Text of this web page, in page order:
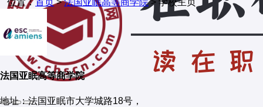
位置：首页>法国亚眠高等商学院> 学校主页
法国亚眠高等商学院
地址：法国亚眠市大学城路18号，